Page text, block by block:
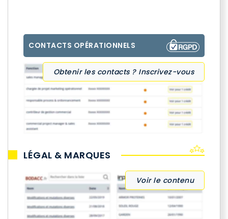
CONTACTS OPÉRATIONNELS
Obtenir les contacts ? Inscrivez-vous
LÉGAL & MARQUES
Voir le contenu